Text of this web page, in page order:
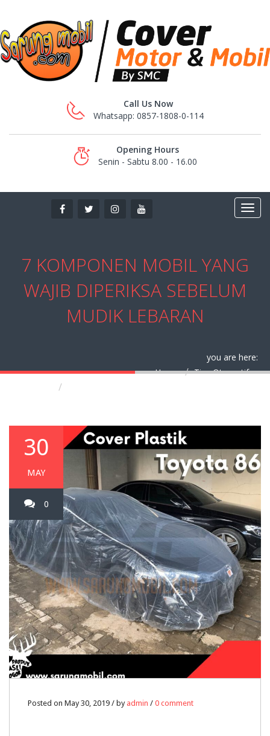
Call Us Now
Whatsapp: 0857-1808-0-114
Opening Hours
Senin - Sabtu 8.00 - 16.00
7 KOMPONEN MOBIL YANG
WAJIB DIPERIKSA SEBELUM
MUDIK LEBARAN
you are here:
Home
Tips Otomotif
30
MAY
0
Posted on May 30, 2019 / by admin / 0 comment